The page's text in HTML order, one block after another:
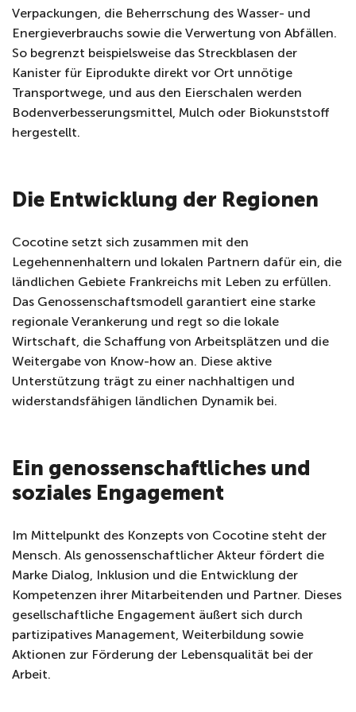
Verpackungen, die Beherrschung des Wasser- und
Energieverbrauchs sowie die Verwertung von Abfällen.
So begrenzt beispielsweise das Streckblasen der
Kanister für Eiprodukte direkt vor Ort unnötige
Transportwege, und aus den Eierschalen werden
Bodenverbesserungsmittel, Mulch oder Biokunststoff
hergestellt.
Die Entwicklung der Regionen
Cocotine setzt sich zusammen mit den
Legehennenhaltern und lokalen Partnern dafür ein, die
ländlichen Gebiete Frankreichs mit Leben zu erfüllen.
Das Genossenschaftsmodell garantiert eine starke
regionale Verankerung und regt so die lokale
Wirtschaft, die Schaffung von Arbeitsplätzen und die
Weitergabe von Know-how an. Diese aktive
Unterstützung trägt zu einer nachhaltigen und
widerstandsfähigen ländlichen Dynamik bei.
Ein genossenschaftliches und
soziales Engagement
Im Mittelpunkt des Konzepts von Cocotine steht der
Mensch. Als genossenschaftlicher Akteur fördert die
Marke Dialog, Inklusion und die Entwicklung der
Kompetenzen ihrer Mitarbeitenden und Partner. Dieses
gesellschaftliche Engagement äußert sich durch
partizipatives Management, Weiterbildung sowie
Aktionen zur Förderung der Lebensqualität bei der
Arbeit.